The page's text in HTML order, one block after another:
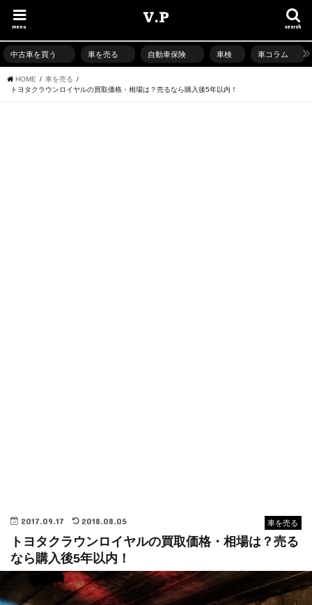
search
menu
中古車を買う 車を売る 自動車保険 車検 車コラム
HOME
車を売る
トヨタクラウンロイヤルの買取価格・相場は？売るなら購入後5年以内！
車を売る
2017.09.17 2018.08.05
トヨタクラウンロイヤルの買取価格・相場は？売る
なら購入後5年以内！